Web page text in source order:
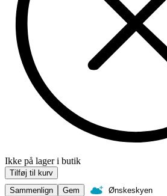
Ikke på lager i butik
Tilføj til kurv
Sammenlign
Gem Ønskeskyen